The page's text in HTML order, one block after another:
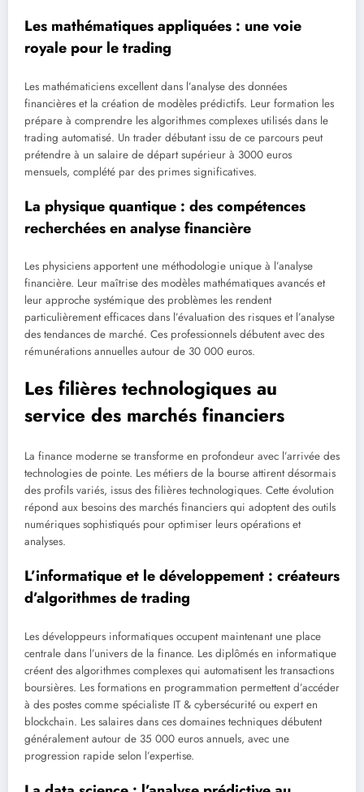
Les mathématiques appliquées : une voie
royale pour le trading
Les mathématiciens excellent dans l’analyse des données
financières et la création de modèles prédictifs. Leur formation les
prépare à comprendre les algorithmes complexes utilisés dans le
trading automatisé. Un trader débutant issu de ce parcours peut
prétendre à un salaire de départ supérieur à 3000 euros
mensuels, complété par des primes significatives.
La physique quantique : des compétences
recherchées en analyse financière
Les physiciens apportent une méthodologie unique à l’analyse
financière. Leur maîtrise des modèles mathématiques avancés et
leur approche systémique des problèmes les rendent
particulièrement efficaces dans l’évaluation des risques et l’analyse
des tendances de marché. Ces professionnels débutent avec des
rémunérations annuelles autour de 30 000 euros.
Les filières technologiques au
service des marchés financiers
La finance moderne se transforme en profondeur avec l’arrivée des
technologies de pointe. Les métiers de la bourse attirent désormais
des profils variés, issus des filières technologiques. Cette évolution
répond aux besoins des marchés financiers qui adoptent des outils
numériques sophistiqués pour optimiser leurs opérations et
analyses.
L’informatique et le développement : créateurs
d’algorithmes de trading
Les développeurs informatiques occupent maintenant une place
centrale dans l’univers de la finance. Les diplômés en informatique
créent des algorithmes complexes qui automatisent les transactions
boursières. Les formations en programmation permettent d’accéder
à des postes comme spécialiste IT & cybersécurité ou expert en
blockchain. Les salaires dans ces domaines techniques débutent
généralement autour de 35 000 euros annuels, avec une
progression rapide selon l’expertise.